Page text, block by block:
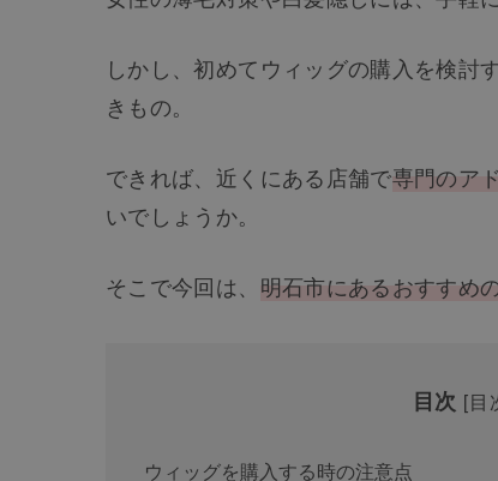
しかし、初めてウィッグの購入を検討
きもの。
できれば、近くにある店舗で専門のア
いでしょうか。
そこで今回は、 明石市にあるおすすめ
目次 [目
ウィッグを購入する時の注意点